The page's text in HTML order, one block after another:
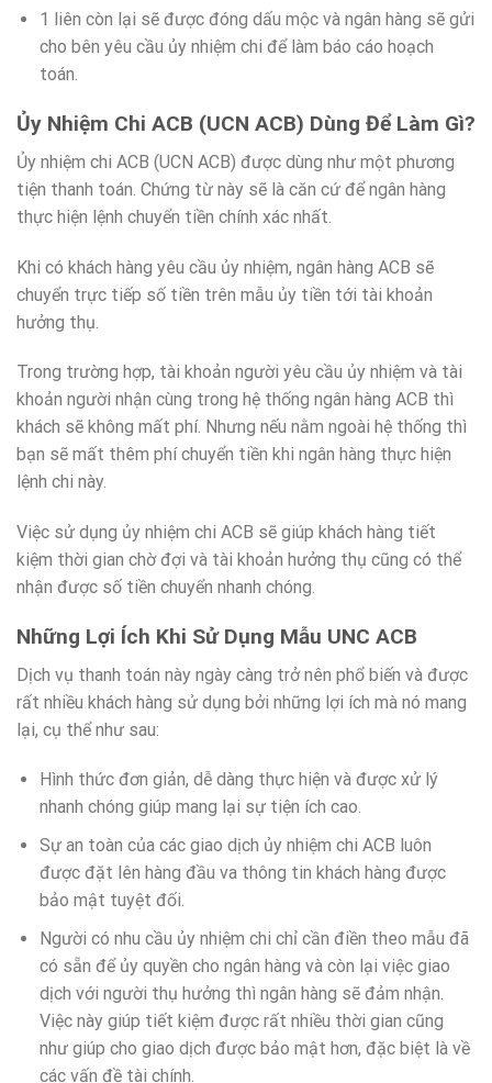
1 liên còn lại sẽ được đóng dấu mộc và ngân hàng sẽ gửi
cho bên yêu cầu ủy nhiệm chi để làm báo cáo hoạch
toán.
Ủy Nhiệm Chi ACB (UCN ACB) Dùng Để Làm Gì?
Ủy nhiệm chi ACB (UCN ACB) được dùng như một phương
tiện thanh toán. Chứng từ này sẽ là căn cứ để ngân hàng
thực hiện lệnh chuyển tiền chính xác nhất.
Khi có khách hàng yêu cầu ủy nhiệm, ngân hàng ACB sẽ
chuyển trực tiếp số tiền trên mẫu ủy tiền tới tài khoản
hưởng thụ.
Trong trường hợp, tài khoản người yêu cầu ủy nhiệm và tài
khoản người nhận cùng trong hệ thống ngân hàng ACB thì
khách sẽ không mất phí. Nhưng nếu nằm ngoài hệ thống thì
bạn sẽ mất thêm phí chuyển tiền khi ngân hàng thực hiện
lệnh chi này.
Việc sử dụng ủy nhiệm chi ACB sẽ giúp khách hàng tiết
kiệm thời gian chờ đợi và tài khoản hưởng thụ cũng có thể
nhận được số tiền chuyển nhanh chóng.
Những Lợi Ích Khi Sử Dụng Mẫu UNC ACB
Dịch vụ thanh toán này ngày càng trở nên phổ biến và được
rất nhiều khách hàng sử dụng bởi những lợi ích mà nó mang
lại, cụ thể như sau:
Hình thức đơn giản, dễ dàng thực hiện và được xử lý
nhanh chóng giúp mang lại sự tiện ích cao.
Sự an toàn của các giao dịch ủy nhiệm chi ACB luôn
được đặt lên hàng đầu va thông tin khách hàng được
bảo mật tuyệt đối.
Người có nhu cầu ủy nhiệm chi chỉ cần điền theo mẫu đã
có sẵn để ủy quyền cho ngân hàng và còn lại việc giao
dịch với người thụ hưởng thì ngân hàng sẽ đảm nhận.
Việc này giúp tiết kiệm được rất nhiều thời gian cũng
như giúp cho giao dịch được bảo mật hơn, đặc biệt là về
các vấn đề tài chính.